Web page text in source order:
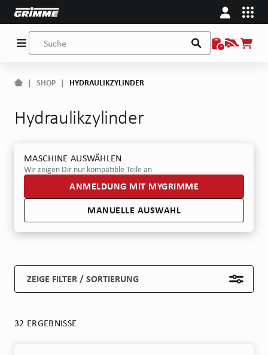
| SHOP | HYDRAULIKZYLINDER
Hydraulikzylinder
MASCHINE AUSWÄHLEN
Wir zeigen Dir nur kompatible Teile an
ANMELDUNG MIT MYGRIMME
MANUELLE AUSWAHL
ZEIGE FILTER / SORTIERUNG
32 ERGEBNISSE